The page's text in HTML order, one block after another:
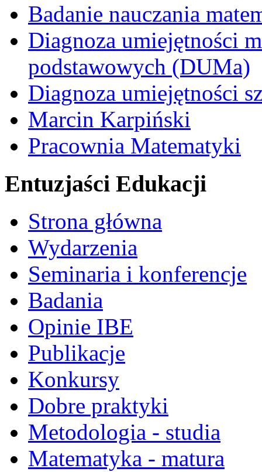
Badanie nauczania
Diagnoza umiejętności
podstawowych (DUMa)
Diagnoza umiejętności
Marcin Karpiński
Pracownia Matematyki
Entuzjaści Edukacji
Strona główna
Wydarzenia
Seminaria i konferencje
Badania
Opinie IBE
Publikacje
Konkursy
Dobre praktyki
Metodologia - studia
Matematyka - matura